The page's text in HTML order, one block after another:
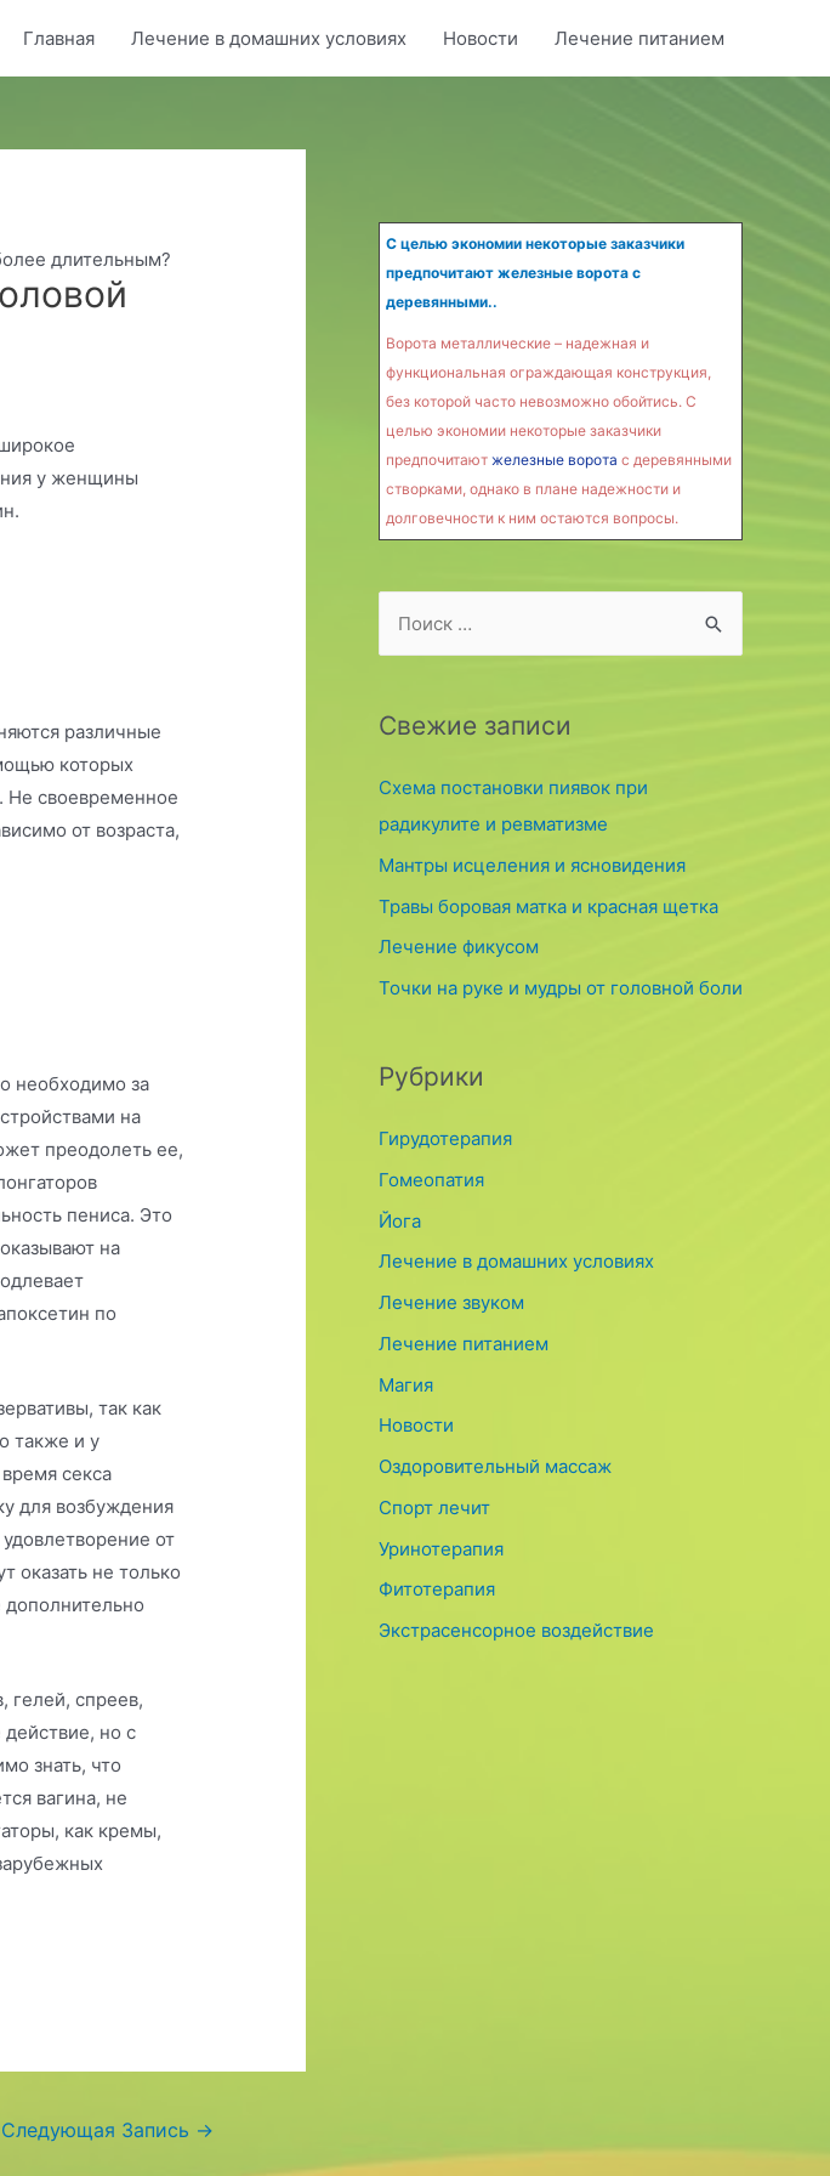
Главная Лечение в домашних условиях Новости Лечение питанием
длительным?
у женщины
различные
которых
Не своевременное
от возраста,
необходимо за
на
преодолеть ее,
пениса. Это
на
по
так как
также и у
секса
для возбуждения
от
оказать не только
гелей, спреев,
но с
знать, что
вагина, не
как кремы,
Следующая Запись →
С целью экономии некоторые заказчики
предпочитают железные ворота с
деревянными..
Ворота металлические – надежная и
функциональная ограждающая конструкция,
без которой часто невозможно обойтись. С
целью экономии некоторые заказчики
предпочитают железные ворота с деревянными
створками, однако в плане надежности и
долговечности к ним остаются вопросы.
r
h
f
o
r
:
Свежие записи
Схема постановки пиявок при
радикулите и ревматизме
Мантры исцеления и ясновидения
Травы боровая матка и красная щетка
Лечение фикусом
Точки на руке и мудры от головной боли
Рубрики
Гирудотерапия
Гомеопатия
Йога
Лечение в домашних условиях
Лечение звуком
Лечение питанием
Магия
Новости
Оздоровительный массаж
Спорт лечит
Уринотерапия
Фитотерапия
Экстрасенсорное воздействие